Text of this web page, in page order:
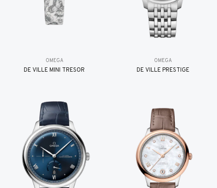
OMEGA
DE VILLE MINI TRÉSOR
OMEGA
DE VILLE PRESTIGE